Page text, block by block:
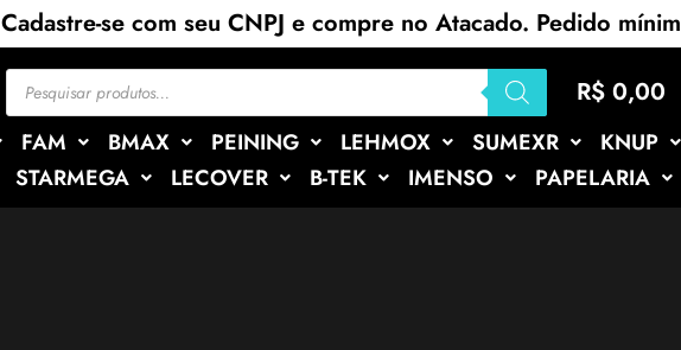
Cadastre-se com seu CNPJ e compre no Atacado. Pedido
R$ 0,00
FAM BMAX PEINING LEHMOX SUMEXR KNUP
STARMEGA
LECOVER B-TEK IMENSO PAPELARIA